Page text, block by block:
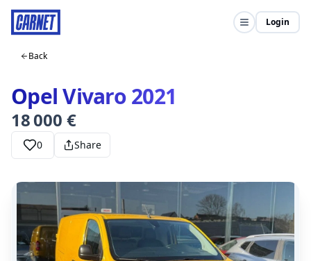
Login
Back
Opel Vivaro 2021
18 000 €
0 Share